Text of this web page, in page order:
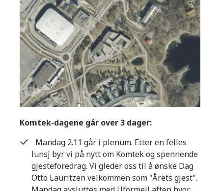
Komtek-dagene går over 3 dager:
Mandag 2.11 går i plenum. Etter en felles
lunsj byr vi på nytt om Komtek og spennende
gjesteforedrag. Vi gleder oss til å ønske Dag
Otto Lauritzen velkommen som "Årets gjest".